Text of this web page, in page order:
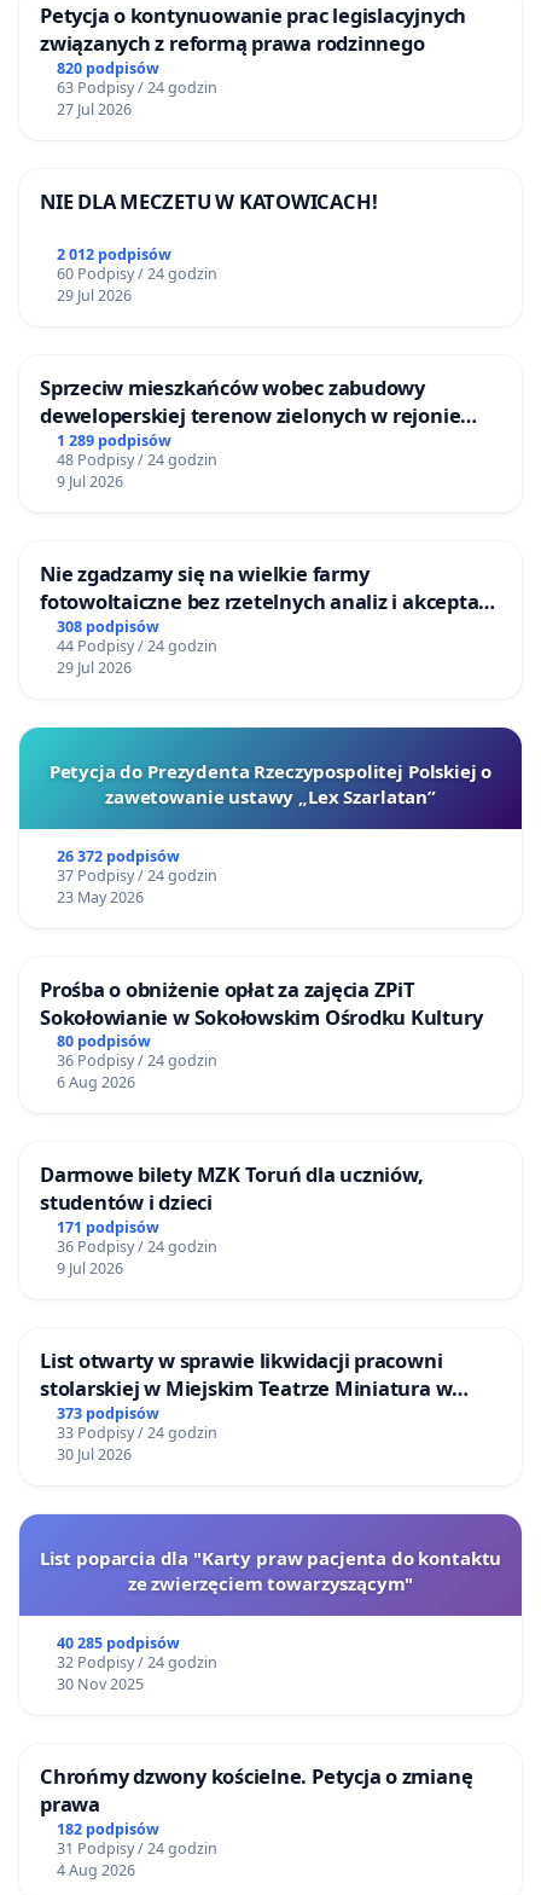
Petycja o kontynuowanie prac legislacyjnych
związanych z reformą prawa rodzinnego
820 podpisów
63 Podpisy / 24 godzin
27 Jul 2026
NIE DLA MECZETU W KATOWICACH!
2 012 podpisów
60 Podpisy / 24 godzin
29 Jul 2026
Sprzeciw mieszkańców wobec zabudowy
deweloperskiej terenow zielonych w rejonie
Bulwarów Straceńskich w Bielsku-Białej
1 289 podpisów
48 Podpisy / 24 godzin
9 Jul 2026
Nie zgadzamy się na wielkie farmy
fotowoltaiczne bez rzetelnych analiz i akceptacji
mieszkańców
308 podpisów
44 Podpisy / 24 godzin
29 Jul 2026
Petycja do Prezydenta Rzeczypospolitej Polskiej o
zawetowanie ustawy „Lex Szarlatan”
26 372 podpisów
37 Podpisy / 24 godzin
23 May 2026
Prośba o obniżenie opłat za zajęcia ZPiT
Sokołowianie w Sokołowskim Ośrodku Kultury
80 podpisów
36 Podpisy / 24 godzin
6 Aug 2026
Darmowe bilety MZK Toruń dla uczniów,
studentów i dzieci
171 podpisów
36 Podpisy / 24 godzin
9 Jul 2026
List otwarty w sprawie likwidacji pracowni
stolarskiej w Miejskim Teatrze Miniatura w
Gdańsku
373 podpisów
33 Podpisy / 24 godzin
30 Jul 2026
List poparcia dla "Karty praw pacjenta do kontaktu
ze zwierzęciem towarzyszącym"
40 285 podpisów
32 Podpisy / 24 godzin
30 Nov 2025
Chrońmy dzwony kościelne. Petycja o zmianę
prawa
182 podpisów
31 Podpisy / 24 godzin
4 Aug 2026